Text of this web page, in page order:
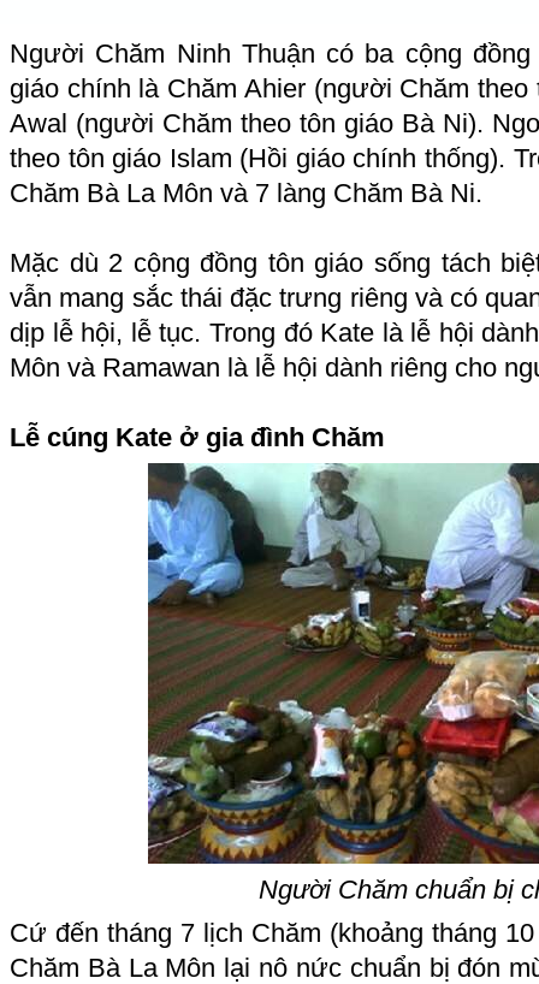
Người Chăm Ninh Thuận có ba cộng
giáo chính là Chăm Ahier (người Chăm
Awal (người Chăm theo tôn giáo Bà Ni).
theo tôn giáo Islam (Hồi giáo chính thống).
Chăm Bà La Môn và 7 làng Chăm Bà Ni.
Mặc dù 2 cộng đồng tôn giáo sống tách
vẫn mang sắc thái đặc trưng riêng và có
dịp lễ hội, lễ tục. Trong đó Kate là lễ hội
Môn và Ramawan là lễ hội dành riêng cho
Lễ cúng Kate ở gia đình Chăm
Người Chăm chuẩn bị
Cứ đến tháng 7 lịch Chăm (khoảng tháng
Chăm Bà La Môn lại nô nức chuẩn bị đón